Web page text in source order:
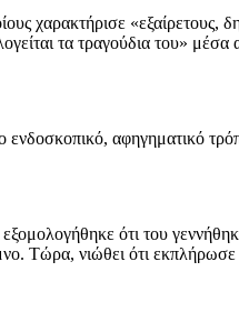
χαρακτήρισε «εξαίρετους,
τα τραγούδια του» μέσα
αφηγηματικό
ότι του
Τώρα, νιώθει ότι εκπλήρωσε